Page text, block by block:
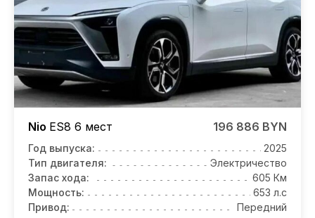
Nio ES8 6 мест 196 886 BYN
Год выпуска:
2025
Тип двигателя:
Электричество
Запас хода:
605 Км
Мощность:
653 л.с
Привод:
Передний